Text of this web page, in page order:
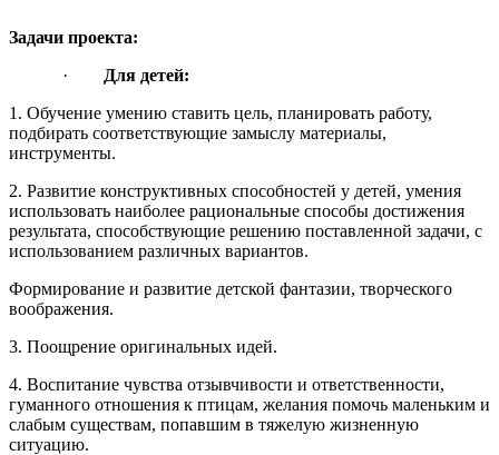
Задачи проекта:
·
Для детей:
1. Обучение умению ставить цель, планировать работу,
подбирать соответствующие замыслу материалы,
инструменты.
2. Развитие конструктивных способностей у детей, умения
использовать наиболее рациональные способы достижения
результата, способствующие решению поставленной задачи, с
использованием различных вариантов.
Формирование и развитие детской фантазии, творческого
воображения.
3. Поощрение оригинальных идей.
4. Воспитание чувства отзывчивости и ответственности,
гуманного отношения к птицам, желания помочь маленьким и
слабым существам, попавшим в тяжелую жизненную
ситуацию.